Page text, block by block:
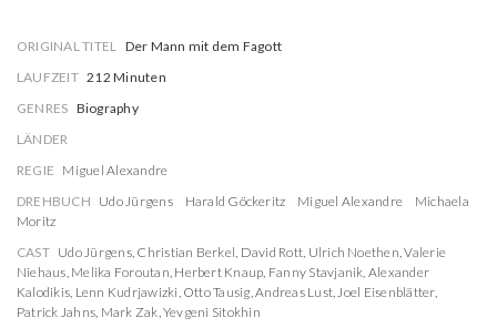
ORIGINAL TITEL Der Mann mit dem Fagott
LAUFZEIT 212 Minuten
GENRES Biography
LÄNDER
REGIE Miguel Alexandre
DREHBUCH Udo Jürgens Harald Göckeritz Miguel Alexandre
Michaela
Moritz
CAST Udo Jürgens, Christian Berkel, David Rott, Ulrich Noethen,Valerie
Niehaus, Melika Foroutan, Herbert Knaup, Fanny Stavjanik, Alexander
Kalodikis, Lenn Kudrjawizki, Otto Tausig,Andreas Lust,Joel Eisenblätter,
Patrick Jahns, Mark Zak,Yevgeni Sitokhin